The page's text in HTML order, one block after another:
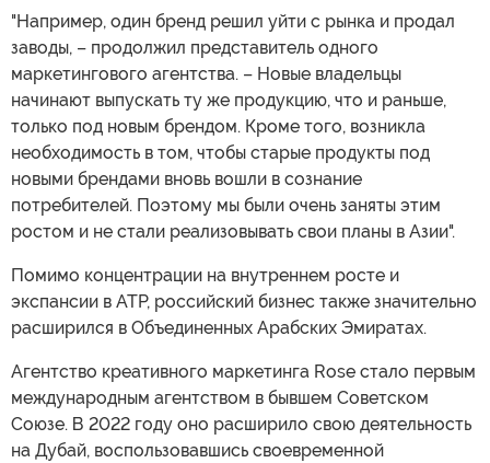
"Например, один бренд решил уйти с рынка и продал
заводы, – продолжил представитель одного
маркетингового агентства. – Новые владельцы
начинают выпускать ту же продукцию, что и раньше,
только под новым брендом. Кроме того, возникла
необходимость в том, чтобы старые продукты под
новыми брендами вновь вошли в сознание
потребителей. Поэтому мы были очень заняты этим
ростом и не стали реализовывать свои планы в Азии".
Помимо концентрации на внутреннем росте и
экспансии в АТР, российский бизнес также значительно
расширился в Объединенных Арабских Эмиратах.
Агентство креативного маркетинга Rose стало первым
международным агентством в бывшем Советском
Союзе. В 2022 году оно расширило свою деятельность
на Дубай, воспользовавшись своевременной